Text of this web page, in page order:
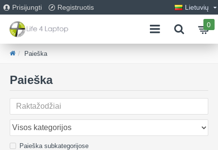
Prisijungti Registruotis Lietuvių
0
Paieška
Paieška
Paieška subkategorijose